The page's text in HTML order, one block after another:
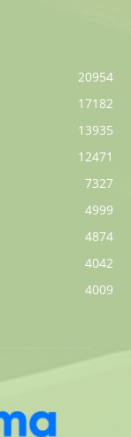
20954
17182
13935
12471
7327
4999
4874
4042
4009